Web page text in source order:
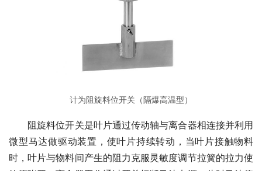
计为阻旋料位开关（隔爆高温型）
阻旋料位开关是叶片通过传动轴与离合器相连接并利用
微型马达做驱动装置，使叶片持续转动，当叶片接触物料
时，叶片与物料间产生的阻力克服灵敏度调节拉簧的拉力使